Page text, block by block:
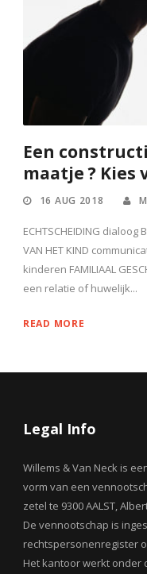
Een
maatje ? Kies
16 AUG 2018
ECHTSCHEIDING dialoog
VAN HET KIND
kinderen FAMILIAAL
een relatie of huwelijk...
READ MORE
Legal Info
Willems & Van Neck is
vorm van een
zetel te 9300 AALST,
De vennootschap is
rechtspersonenregister
Het kantoor werkt onder